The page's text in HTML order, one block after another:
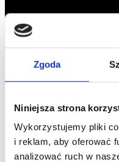
Zgoda
Niniejsza strona
Wykorzystujemy pliki
i reklam, aby oferować
analizować ruch w
Szpilka
Profil
Profil
Szpilka